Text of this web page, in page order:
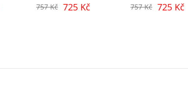
757 Kč 725 Kč
757 Kč 725 Kč